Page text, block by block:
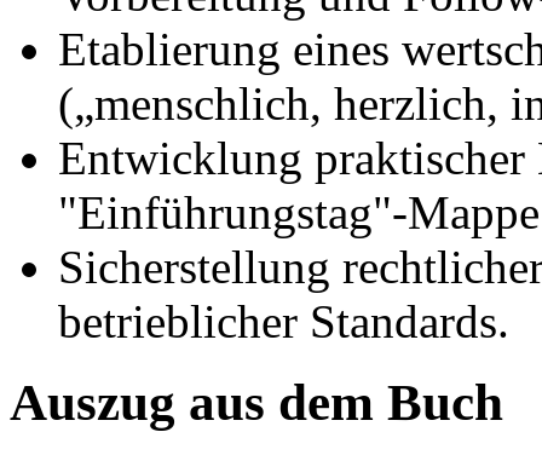
Etablierung eines
(„menschlich, herzlich,
Entwicklung
"Einführungstag"-
Sicherstellung
betrieblicher Standards.
Auszug aus dem Buch